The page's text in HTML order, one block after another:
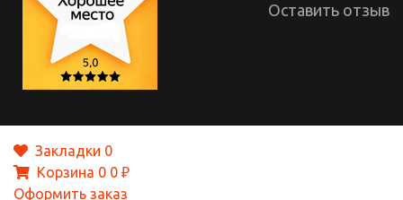
Оставить отзыв
Закладки 0
Корзина 0 0 ₽
Оформить заказ